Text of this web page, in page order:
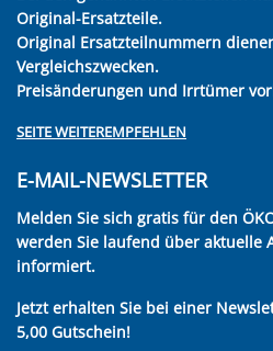
Original-Ersatzteile.
Original Ersatzteilnummern
Vergleichszwecken.
Preisänderungen und Irrtümer
SEITE WEITEREMPFEHLEN
E-MAIL-NEWSLETTER
Melden Sie sich gratis für den
werden Sie laufend über aktuelle
informiert.
Jetzt erhalten Sie bei einer
5,00 Gutschein!